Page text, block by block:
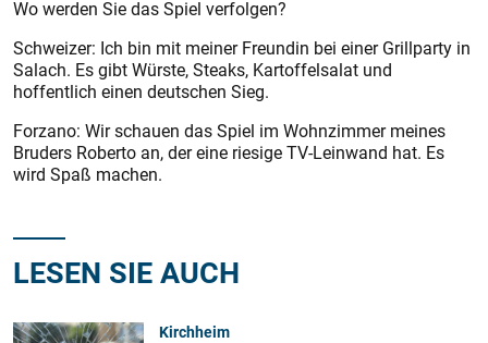
Wo werden Sie das Spiel verfolgen?
Schweizer: Ich bin mit meiner Freundin bei einer Grillparty in
Salach. Es gibt Würste, Steaks, Kartoffelsalat und
hoffentlich einen deutschen Sieg.
Forzano: Wir schauen das Spiel im Wohnzimmer meines
Bruders Roberto an, der eine riesige TV-Leinwand hat. Es
wird Spaß machen.
LESEN SIE AUCH
Kirchheim